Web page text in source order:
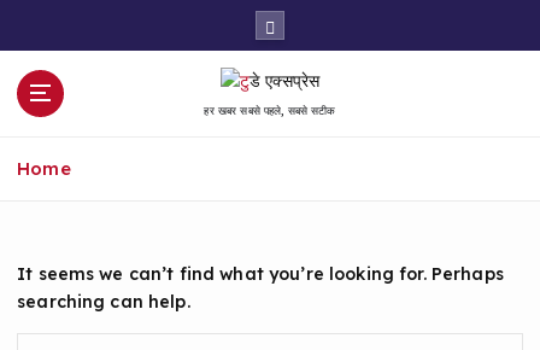
हर खबर सबसे पहले, सबसे सटीक
Home
It seems we can’t find what you’re looking for. Perhaps
searching can help.